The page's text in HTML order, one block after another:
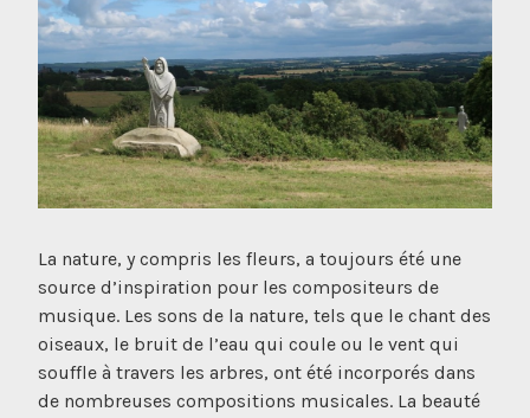
La nature, y compris les fleurs, a toujours été une
source d’inspiration pour les compositeurs de
musique. Les sons de la nature, tels que le chant des
oiseaux, le bruit de l’eau qui coule ou le vent qui
souffle à travers les arbres, ont été incorporés dans
de nombreuses compositions musicales. La beauté